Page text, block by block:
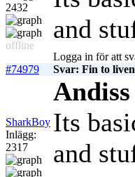
2432
offline
and
Logga in för att
#74979
Svar: Fin to
SharkBoy
Inlägg:
2317
Its
and